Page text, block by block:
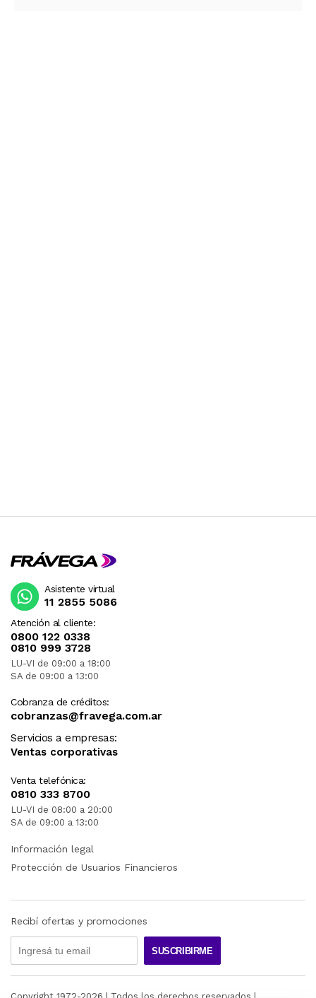
Atención al cliente:
0800 122 0338
0810 999 3728
LU-VI de 09:00 a 18:00
SA de 09:00 a 13:00
Cobranza de créditos:
cobranzas@fravega.com.ar
Servicios a empresas:
Ventas corporativas
Venta telefónica:
0810 333 8700
LU-VI de 08:00 a 20:00
SA de 09:00 a 13:00
Asistente virtual
11 2855 5086
Información legal
Protección de Usuarios Financieros
Recibí ofertas y promociones
SUSCRIBIRME